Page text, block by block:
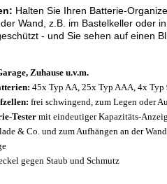
Halten Sie Ihren Batterie-
Wand, z.B. im Bastelkeller oder
- und Sie sehen auf einen
Zuhause u.v.m.
45x Typ AA, 25x Typ AAA, 4x
frei schwingend, zum Legen oder
Tester mit eindeutiger Kapazitäts-
& Co. und zum Aufhängen an der
gegen Staub und Schmutz